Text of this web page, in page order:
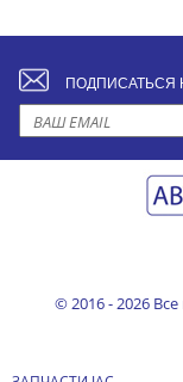
ПОДПИСАТЬСЯ
© 2016 - 2026